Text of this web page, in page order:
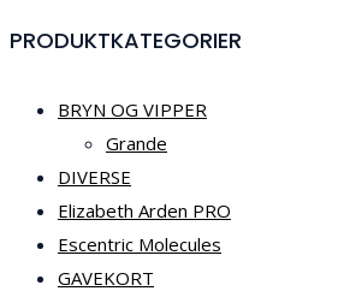
PRODUKTKATEGORIER
BRYN OG VIPPER
Grande
DIVERSE
Elizabeth Arden PRO
Escentric Molecules
GAVEKORT